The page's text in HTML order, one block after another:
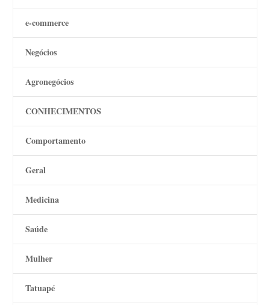
e-commerce
Negócios
Agronegócios
CONHECIMENTOS
Comportamento
Geral
Medicina
Saúde
Mulher
Tatuapé